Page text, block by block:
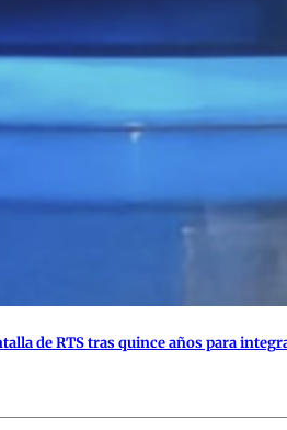
de RTS tras quince años para